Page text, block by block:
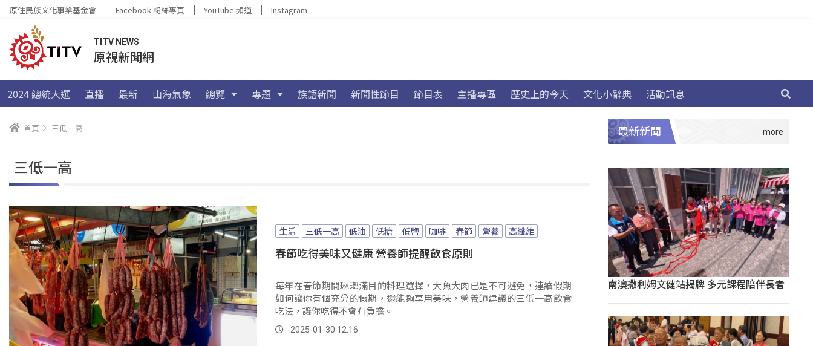
原住民族文化事業基金會 Facebook 粉絲專頁 YouTube 頻道 Instagram
TITV NEWS
原視新聞網
2024 總統大選 直播 最新 山海氣象 總覽 專題 族語新聞 新聞性節目 節目表 主播專區 歷史上的今天 文化小辭典 活動訊息
首頁 三低一高
三低一高
生活 三低一高 低油 低糖 低鹽 咖啡 春節 營養 高纖維
春節吃得美味又健康 營養師提醒飲食原則
每年在春節期間琳瑯滿目的料理選擇，大魚大肉已是不可避免，連續假期
如何讓你有個充分的假期，還能夠享用美味，營養師建議的三低一高飲食
吃法，讓你吃得不會有負擔。
2025-01-30 12:16
最新新聞
南澳撒利姆文健站揭牌 多元課程陪伴長者